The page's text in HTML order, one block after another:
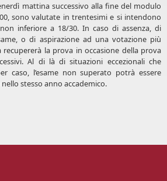
mattina successivo alla fine del modulo
sono valutate in trentesimi e si intendono
inferiore a 18/30. In caso di assenza, di
o di aspirazione ad una votazione più
la prova in occasione della prova
Al di là di situazioni eccezionali che
caso, l’esame non superato potrà essere
stesso anno accademico.